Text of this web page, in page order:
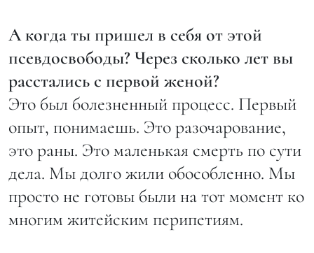
А когда ты пришел в себя от этой
псевдосвободы? Через сколько лет вы
расстались с первой женой?
Это был болезненный процесс. Первый
опыт, понимаешь. Это разочарование,
это раны. Это маленькая смерть по сути
дела. Мы долго жили обособленно. Мы
просто не готовы были на тот момент ко
многим житейским перипетиям.